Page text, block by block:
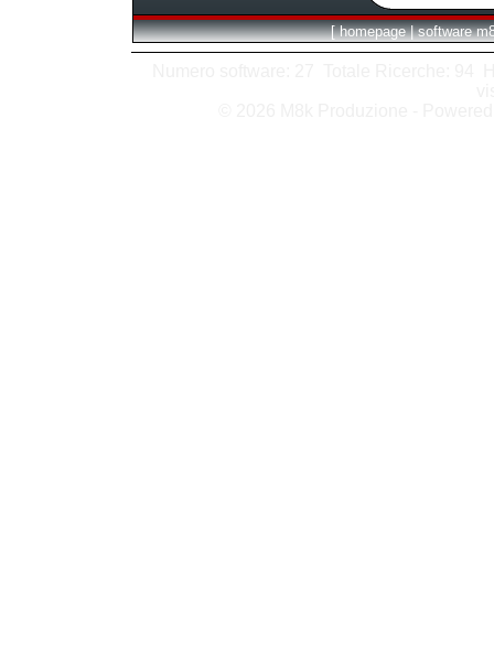
[ homepage | software